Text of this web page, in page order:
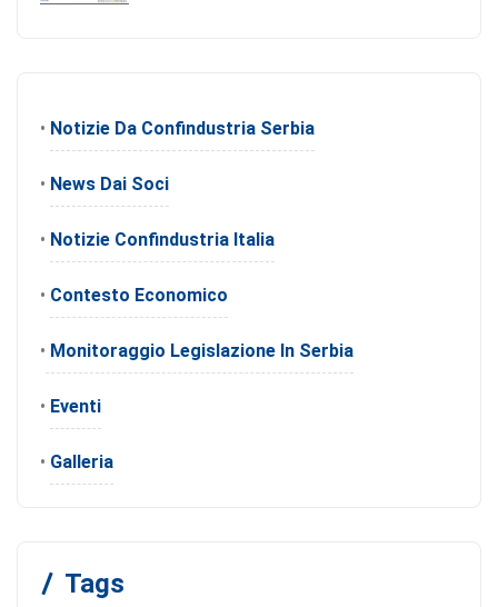
• Notizie Da Confindustria Serbia
• News Dai Soci
• Notizie Confindustria Italia
• Contesto Economico
• Monitoraggio Legislazione In Serbia
• Eventi
• Galleria
Tags